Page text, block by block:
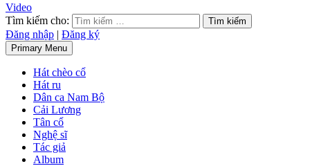
Video
Tìm kiếm cho:
Đăng nhập | Đăng ký
Primary Menu
Hát chèo cổ
Hát ru
Dân ca Nam Bộ
Cải Lương
Tân cổ
Nghệ sĩ
Tác giả
Album